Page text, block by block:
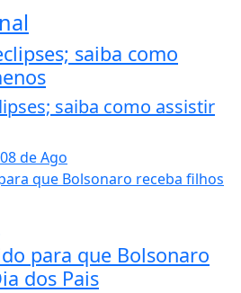
saiba como
saiba como assistir
de Ago
para que Bolsonaro
dos Pais